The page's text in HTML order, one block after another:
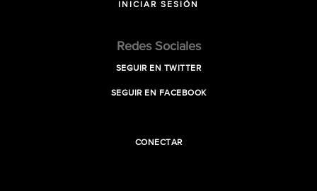
INICIAR SESIÓN
Redes Sociales
SEGUIR EN TWITTER
SEGUIR EN FACEBOOK
CONECTAR